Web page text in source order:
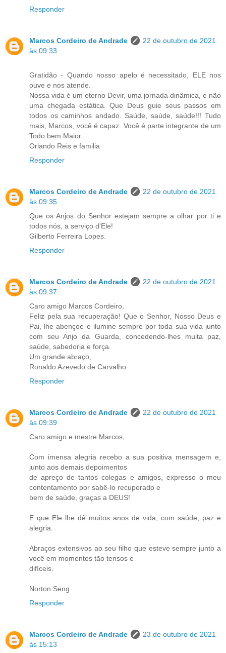
Responder
Marcos Cordeiro de Andrade
22 de outubro de 2021
às 09:33
Gratidão - Quando nosso apelo é necessitado, ELE nos
ouve e nos atende.
Nossa vida é um eterno Devir, uma jornada dinâmica, e não
uma chegada estática. Que Deus guie seus passos em
todos os caminhos andado. Saúde, saúde, saúde!!! Tudo
mais, Marcos, você é capaz. Você é parte integrante de um
Todo bem Maior.
Orlando Reis e familia
Responder
Marcos Cordeiro de Andrade
22 de outubro de 2021
às 09:35
Que os Anjos do Senhor estejam sempre a olhar por ti e
todos nós, a serviço d'Ele!
Gilberto Ferreira Lopes.
Responder
Marcos Cordeiro de Andrade
22 de outubro de 2021
às 09:37
Caro amigo Marcos Cordeiro,
Feliz pela sua recuperação! Que o Senhor, Nosso Deus e
Pai, lhe abençoe e ilumine sempre por toda sua vida junto
com seu Anjo da Guarda, concedendo-lhes muita paz,
saúde, sabedoria e força.
Um grande abraço,
Ronaldo Azevedo de Carvalho
Responder
Marcos Cordeiro de Andrade
22 de outubro de 2021
às 09:39
Caro amigo e mestre Marcos,
Com imensa alegria recebo a sua positiva mensagem e,
junto aos demais depoimentos
de apreço de tantos colegas e amigos, expresso o meu
contentamento por sabê-lo recuperado e
bem de saúde, graças a DEUS!
E que Ele lhe dê muitos anos de vida, com saúde, paz e
alegria.
Abraços extensivos ao seu filho que esteve sempre junto a
você em momentos tão tensos e
difíceis.
Norton Seng
Responder
Marcos Cordeiro de Andrade
23 de outubro de 2021
às 15:13